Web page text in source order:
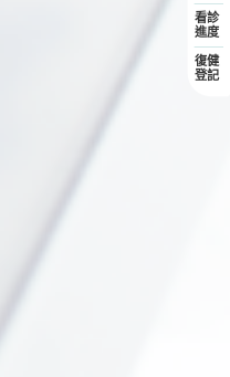
看診
進度
復健
登記